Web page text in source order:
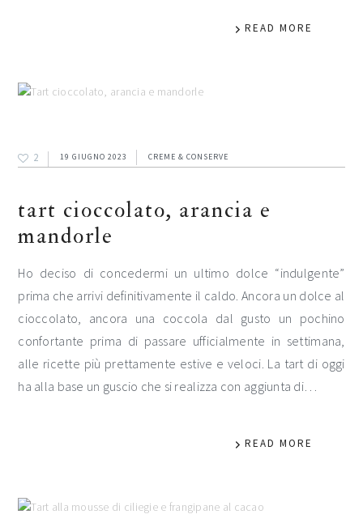
READ MORE
2 19 GIUGNO 2023 CREME & CONSERVE
tart cioccolato, arancia e
mandorle
Ho deciso di concedermi un ultimo dolce “indulgente”
prima che arrivi definitivamente il caldo. Ancora un dolce al
cioccolato, ancora una coccola dal gusto un pochino
confortante prima di passare ufficialmente in settimana,
alle ricette più prettamente estive e veloci. La tart di oggi
ha alla base un guscio che si realizza con aggiunta di…
READ MORE